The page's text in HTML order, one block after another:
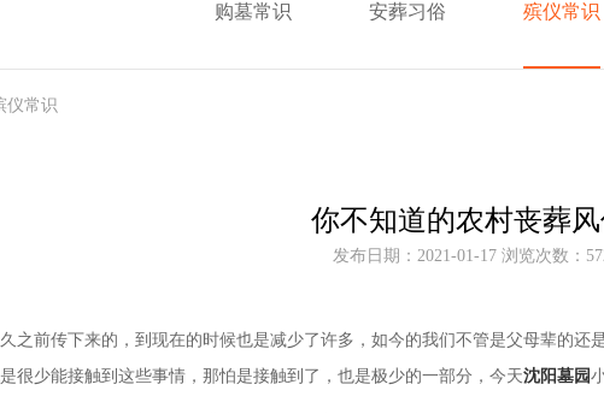
购墓常识 安葬习俗 殡仪常识
仪常识
你不知道的农村丧葬风
发布日期：2021-01-17 浏览次数：
之前传下来的，到现在的时候也是减少了许多，如今的我们不管是父母辈的
很少能接触到这些事情，那怕是接触到了，也是极少的一部分，今天沈阳墓园